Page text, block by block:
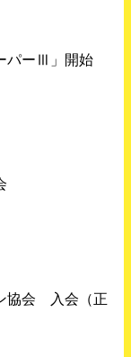
パーⅢ」開始
協会 入会（正